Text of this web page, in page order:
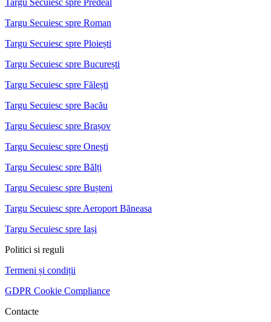
Targu Secuiesc spre Roman
Targu Secuiesc spre Ploiești
Targu Secuiesc spre București
Targu Secuiesc spre Fălești
Targu Secuiesc spre Bacău
Targu Secuiesc spre Brașov
Targu Secuiesc spre Onești
Targu Secuiesc spre Bălți
Targu Secuiesc spre Bușteni
Targu Secuiesc spre Aeroport Băneasa
Targu Secuiesc spre Iași
Politici si reguli
Termeni și condiții
GDPR Cookie Compliance
Contacte